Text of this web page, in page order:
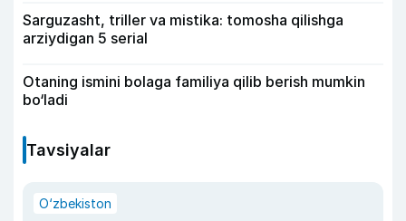
Sarguzasht, triller va mistika: tomosha qilishga
arziydigan 5 serial
Otaning ismini bolaga familiya qilib berish mumkin
bo‘ladi
Tavsiyalar
O‘zbekiston